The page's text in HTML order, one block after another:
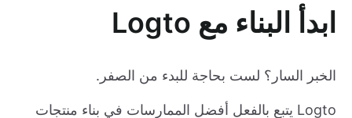
ابدأ البناء مع Logto
الخبر السار؟ لست بحاجة للبدء من الصفر.
Logto يتبع بالفعل أفضل الممارسات في بناء منتجات